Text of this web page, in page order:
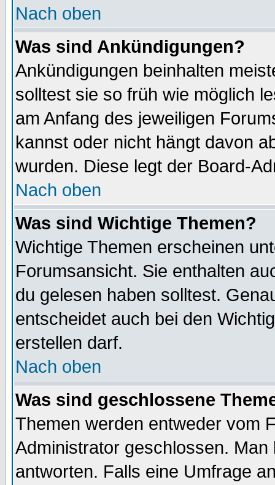
Nach oben
Was sind Ankündigungen?
Ankündigungen beinhalten
solltest sie so früh wie möglich
am Anfang des jeweiligen
kannst oder nicht hängt davon
wurden. Diese legt der Board-
Nach oben
Was sind Wichtige Themen?
Wichtige Themen erscheinen
Forumsansicht. Sie enthalten
du gelesen haben solltest.
entscheidet auch bei den
erstellen darf.
Nach oben
Was sind geschlossene
Themen werden entweder vom
Administrator geschlossen.
antworten. Falls eine Umfrage